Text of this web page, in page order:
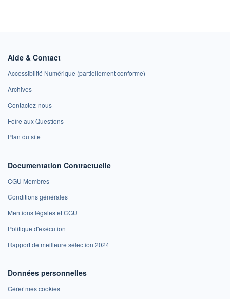
Aide & Contact
Accessibilité Numérique (partiellement conforme)
Archives
Contactez-nous
Foire aux Questions
Plan du site
Documentation Contractuelle
CGU Membres
Conditions générales
Mentions légales et CGU
Politique d'exécution
Rapport de meilleure sélection 2024
Données personnelles
Gérer mes cookies